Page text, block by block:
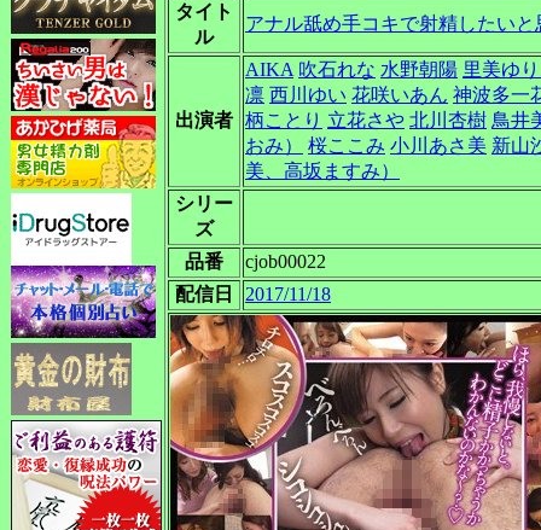
タイト
ル
アナル舐め手コキで射精したいと
出演者
AIKA 吹石れな 水野朝陽 里美ゆ
凛 西川ゆい 花咲いあん 神波多一
柄ことり 立花さや 北川杏樹 鳥井
おみ）
桜ここみ 小川あさ美 新山
美、高坂ますみ）
シリー
ズ
品番
cjob00022
配信日
2017/11/18